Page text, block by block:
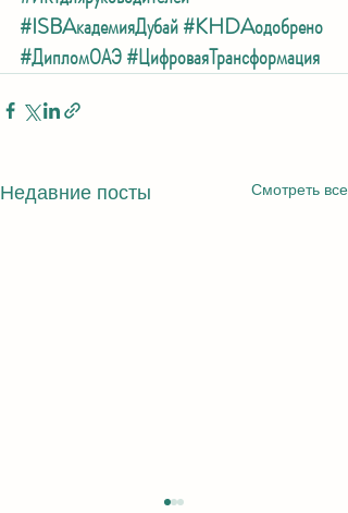
#ISBAкадемияДубай#KHDAодобрено
#ДипломОАЭ#ЦифроваяТрансформация
Недавние посты Смотреть все